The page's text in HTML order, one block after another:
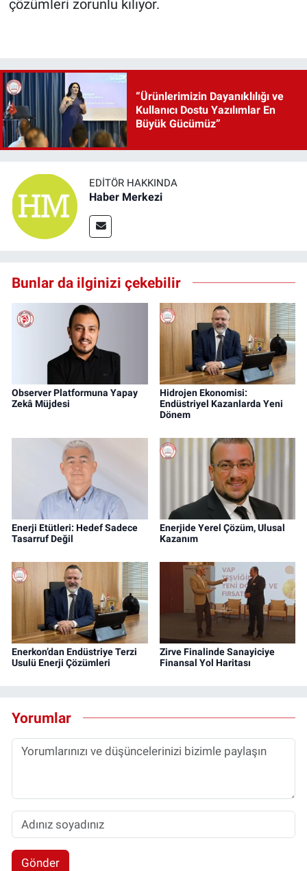
çözümleri zorunlu kılıyor.
“Ürünlerimizin Dayanıklılığı ve
Kullanıcı Dostu Yazılımlar En
Büyük Gücümüz”
EDITÖR HAKKINDA
Haber Merkezi
Bunlar da ilginizi çekebilir
Observer Platformuna Yapay
Zekâ Müjdesi
Hidrojen Ekonomisi:
Endüstriyel Kazanlarda Yeni
Dönem
Enerji Etütleri: Hedef Sadece
Tasarruf Değil
Enerjide Yerel Çözüm, Ulusal
Kazanım
Enerkon’dan Endüstriye Terzi
Usulü Enerji Çözümleri
Zirve Finalinde Sanayiciye
Finansal Yol Haritası
Yorumlar
Gönder